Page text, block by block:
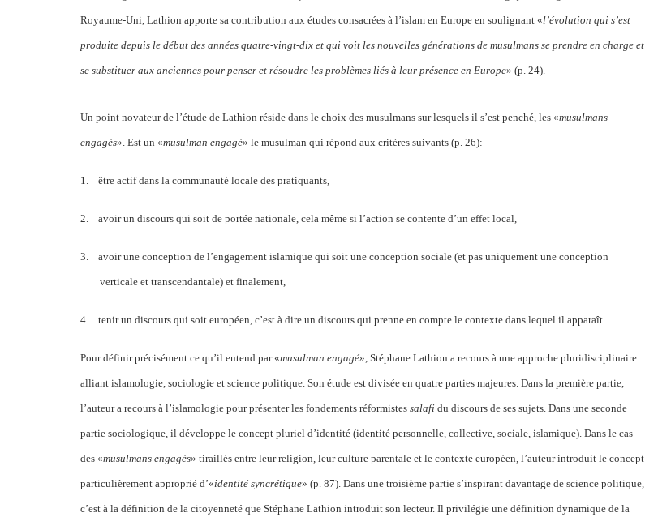
Royaume-Uni, Lathion apporte sa contribution aux études consacrées à l’islam en Europe en soulignant «l’évolution qui s’est
produite depuis le début des années quatre-vingt-dix et qui voit les nouvelles générations de musulmans se prendre en charge et
se substituer aux anciennes pour penser et résoudre les problèmes liés à leur présence en Europe» (p. 24).
Un point novateur de l’étude de Lathion réside dans le choix des musulmans sur lesquels il s’est penché, les «musulmans
engagés». Est un «musulman engagé» le musulman qui répond aux critères suivants (p. 26):
1. être actif dans la communauté locale des pratiquants,
2. avoir un discours qui soit de portée nationale, cela même si l’action se contente d’un effet local,
3. avoir une conception de l’engagement islamique qui soit une conception sociale (et pas uniquement une conception
verticale et transcendantale) et finalement,
4. tenir un discours qui soit européen, c’est à dire un discours qui prenne en compte le contexte dans lequel il apparaît.
Pour définir précisément ce qu’il entend par «musulman engagé», Stéphane Lathion a recours à une approche pluridisciplinaire
alliant islamologie, sociologie et science politique. Son étude est divisée en quatre parties majeures. Dans la première partie,
l’auteur a recours à l’islamologie pour présenter les fondements réformistessalafi du discours de ses sujets. Dans une seconde
partie sociologique, il développe le concept pluriel d’identité (identité personnelle, collective, sociale, islamique). Dans le cas
des «musulmans engagés» tiraillés entre leur religion, leur culture parentale et le contexte européen, l’auteur introduit le concept
particulièrement approprié d’«identité syncrétique» (p. 87). Dans une troisième partie s’inspirant davantage de science politique,
c’est à la définition de la citoyenneté que Stéphane Lathion introduit son lecteur. Il privilégie une définition dynamique de la